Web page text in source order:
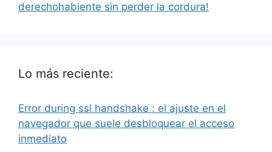
derechohabiente sin perder la cordura!
Lo más reciente:
Error during ssl handshake : el ajuste en el
navegador que suele desbloquear el acceso
inmediato